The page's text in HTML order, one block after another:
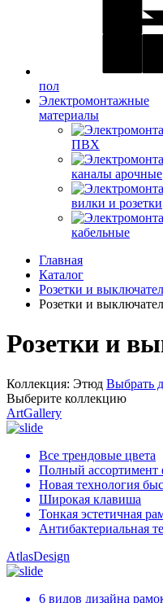
пол
Электромонтажные
материалы
ПВХ
каналы арочные
вилки и розетки
кабельные
Главная
Каталог
Розетки и
Розетки и
Розетки и
Коллекция: Этюд Выбрать
Выберите коллекцию
ArtGallery
Все трендовые цвета
Полный ассортимент
Новая технология
Широкая клавиша
Тонкая эстетичная
Антибактериальная
AtlasDesign
6 видов дизайна